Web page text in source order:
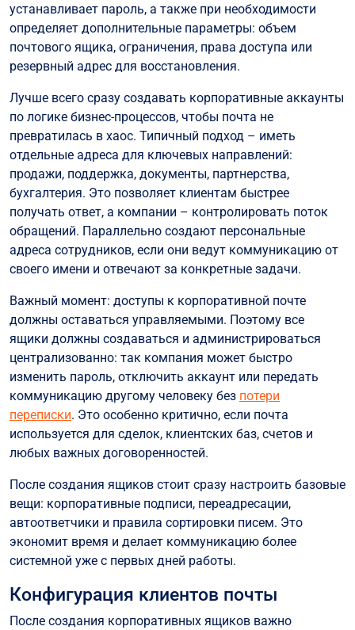
устанавливает пароль, а также при необходимости
определяет дополнительные параметры: объем
почтового ящика, ограничения, права доступа или
резервный адрес для восстановления.
Лучше всего сразу создавать корпоративные аккаунты
по логике бизнес-процессов, чтобы почта не
превратилась в хаос. Типичный подход – иметь
отдельные адреса для ключевых направлений:
продажи, поддержка, документы, партнерства,
бухгалтерия. Это позволяет клиентам быстрее
получать ответ, а компании – контролировать поток
обращений. Параллельно создают персональные
адреса сотрудников, если они ведут коммуникацию от
своего имени и отвечают за конкретные задачи.
Важный момент: доступы к корпоративной почте
должны оставаться управляемыми. Поэтому все
ящики должны создаваться и администрироваться
централизованно: так компания может быстро
изменить пароль, отключить аккаунт или передать
коммуникацию другому человеку без потери
переписки. Это особенно критично, если почта
используется для сделок, клиентских баз, счетов и
любых важных договоренностей.
После создания ящиков стоит сразу настроить базовые
вещи: корпоративные подписи, переадресации,
автоответчики и правила сортировки писем. Это
экономит время и делает коммуникацию более
системной уже с первых дней работы.
Конфигурация клиентов почты
После создания корпоративных ящиков важно